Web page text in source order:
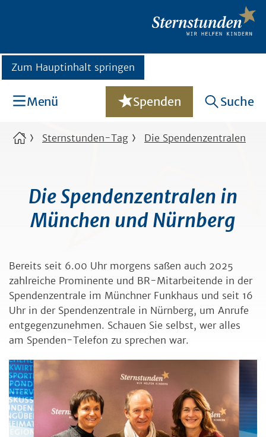
Zum Hauptinhalt springen
Menü Spenden Suche
Sternstunden-Tag Die Spendenzentralen
Die Spendenzentralen in
München und Nürnberg
Bereits seit 6.00 Uhr morgens saßen auch 2025
zahlreiche Prominente und BR-Mitarbeitende in der
Spendenzentrale im Münchner Funkhaus und seit 16
Uhr in der Spendenzentrale in Nürnberg, um Anrufe
entgegenzunehmen. Schauen Sie selbst, wer alles
am Spenden-Telefon zu sprechen war.